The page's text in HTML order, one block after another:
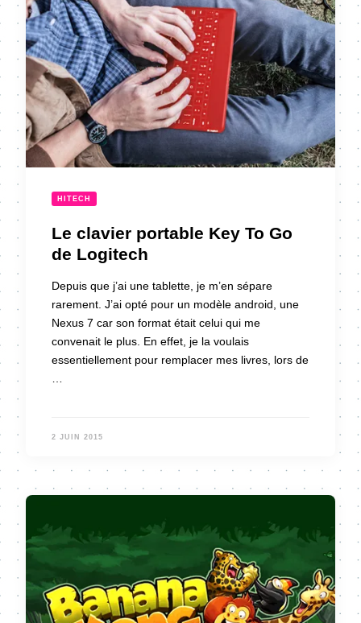
HITECH
Le clavier portable Key To Go
de Logitech
Depuis que j’ai une tablette, je m’en sépare
rarement. J’ai opté pour un modèle android, une
Nexus 7 car son format était celui qui me
convenait le plus. En effet, je la voulais
essentiellement pour remplacer mes livres, lors de
2 JUIN 2015